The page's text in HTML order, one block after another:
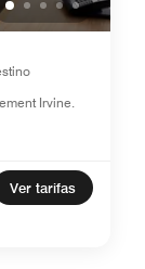
Irvine.
Ver tarifas